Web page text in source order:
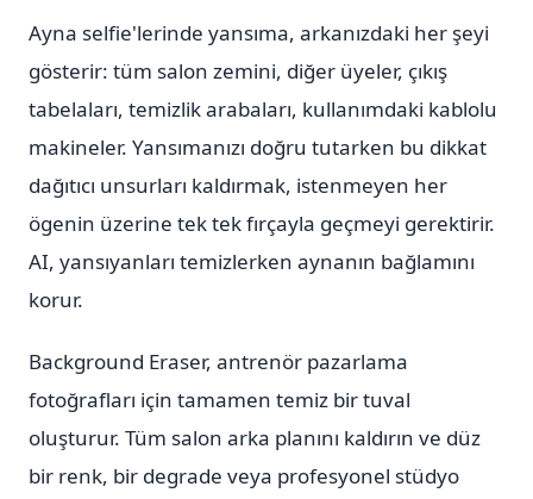
Ayna selfie'lerinde yansıma, arkanızdaki her şeyi
gösterir: tüm salon zemini, diğer üyeler, çıkış
tabelaları, temizlik arabaları, kullanımdaki kablolu
makineler. Yansımanızı doğru tutarken bu dikkat
dağıtıcı unsurları kaldırmak, istenmeyen her
ögenin üzerine tek tek fırçayla geçmeyi gerektirir.
AI, yansıyanları temizlerken aynanın bağlamını
korur.
Background Eraser, antrenör pazarlama
fotoğrafları için tamamen temiz bir tuval
oluşturur. Tüm salon arka planını kaldırın ve düz
bir renk, bir degrade veya profesyonel stüdyo